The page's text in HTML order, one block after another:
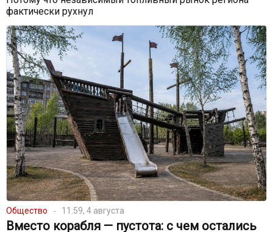
фактически рухнул
Общество 11:59, 4 августа
Вместо корабля — пустота: с чем остались